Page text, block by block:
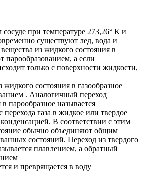
при температуре 273,26° К и
существуют лед, вода и
из жидкого состояния в
парообразованием, а если
только с поверхности жидкости,
состояния в газообразное
. Аналогичный переход
в парообразное называется
газа в жидкое или твердое
В соответствии с этим
обычно объединяют общим
состояний. Переход из твердого
плавлением, а обратный
и преврящается в воду